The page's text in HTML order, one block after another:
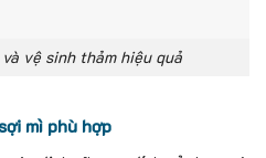
vệ sinh thảm hiệu quả
mì phù hợp